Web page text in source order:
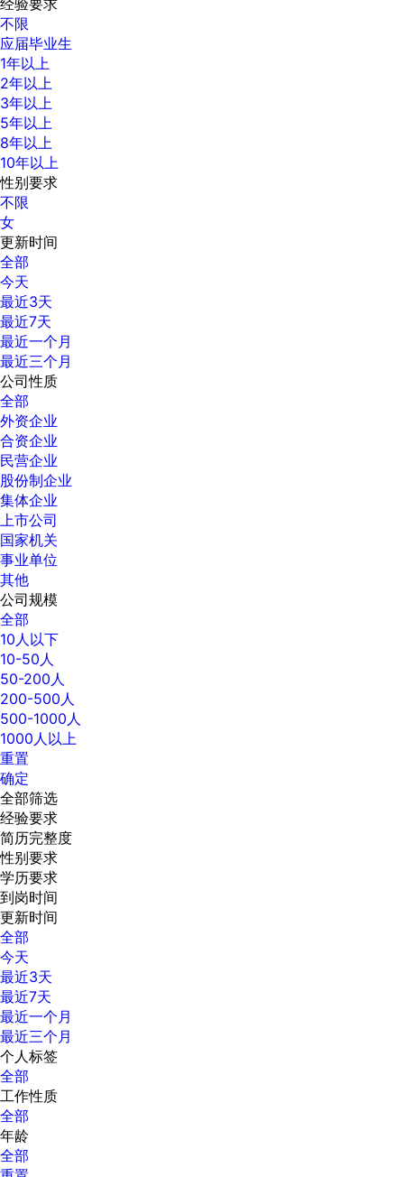
不限
应届毕业生
1年以上
2年以上
3年以上
5年以上
8年以上
10年以上
性别要求
不限
女
更新时间
全部
今天
最近3天
最近7天
最近一个月
最近三个月
公司性质
全部
外资企业
合资企业
民营企业
股份制企业
集体企业
上市公司
国家机关
事业单位
其他
公司规模
全部
10人以下
10-50人
50-200人
200-500人
500-1000人
1000人以上
重置
确定
全部筛选
经验要求
简历完整度
性别要求
学历要求
到岗时间
更新时间
全部
今天
最近3天
最近7天
最近一个月
最近三个月
个人标签
全部
工作性质
全部
年龄
全部